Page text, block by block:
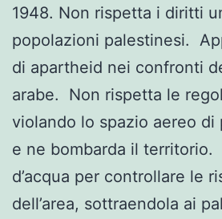
1948. Non rispetta i diritti
popolazioni palestinesi.
di apartheid nei confronti
arabe. Non rispetta le
violando lo spazio aereo di
e ne bombarda il territorio.
d’acqua per controllare le
dell’area, sottraendola ai